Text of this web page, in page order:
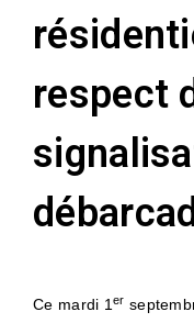
respect
Ce mardi 1 er